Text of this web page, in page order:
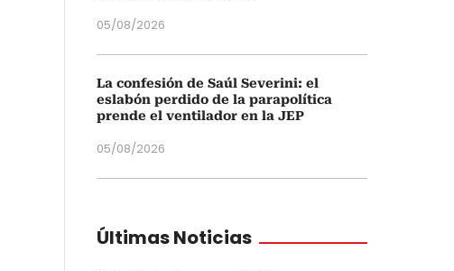
05/08/2026
La confesión de Saúl Severini: el
eslabón perdido de la parapolítica
prende el ventilador en la JEP
05/08/2026
Últimas Noticias